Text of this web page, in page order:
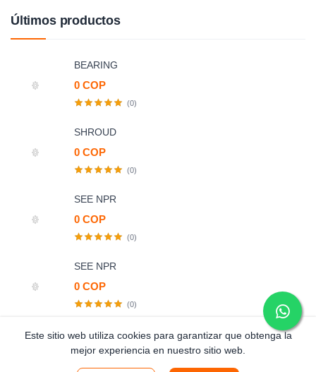
Últimos productos
BEARING
0 COP
(0)
SHROUD
0 COP
(0)
SEE NPR
0 COP
(0)
SEE NPR
0 COP
(0)
FILTRO HIDRAULICO STRAINER
197.807 COP
Este sitio web utiliza cookies para garantizar que obtenga la
mejor experiencia en nuestro sitio web.